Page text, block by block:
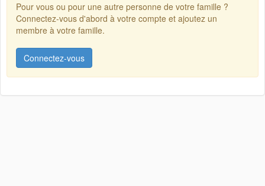
Pour vous ou pour une autre personne de votre famille ?
Connectez-vous d'abord à votre compte et ajoutez un
membre à votre famille.
Connectez-vous